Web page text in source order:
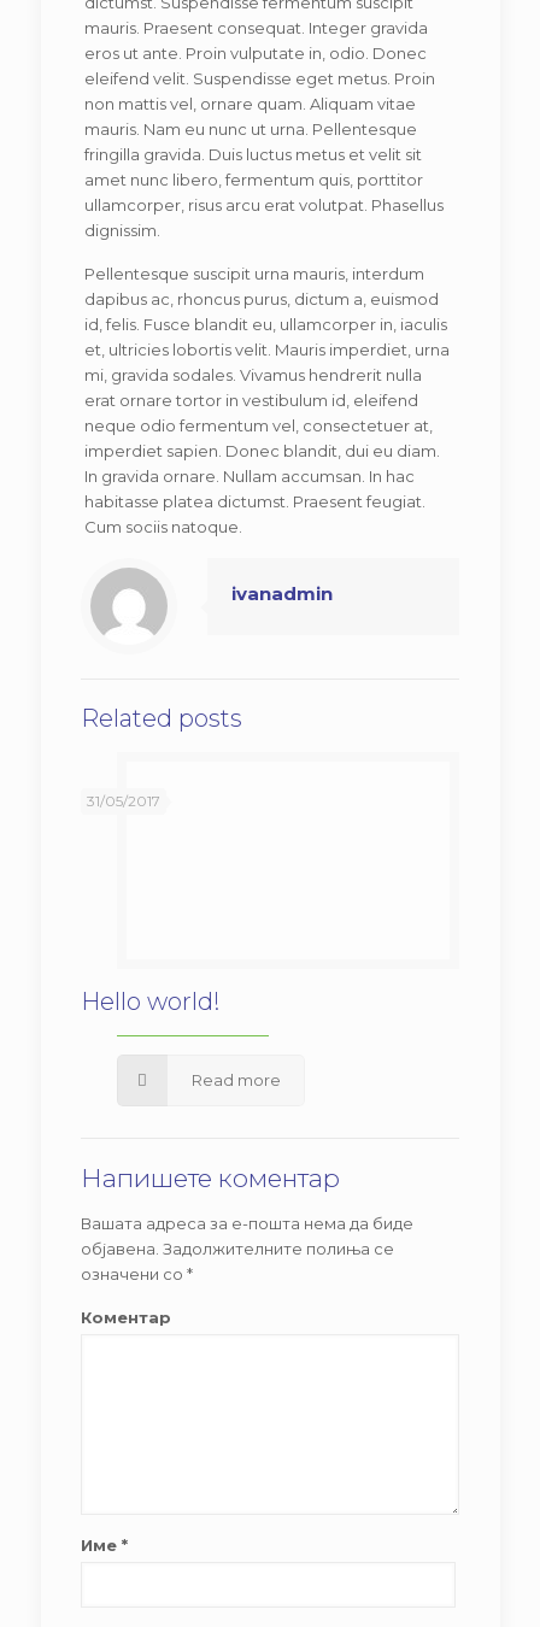
mauris. Praesent consequat. Integer gravida
eros ut ante. Proin vulputate in, odio. Donec
eleifend velit. Suspendisse eget metus. Proin
non mattis vel, ornare quam. Aliquam vitae
mauris. Nam eu nunc ut urna. Pellentesque
fringilla gravida. Duis luctus metus et velit sit
amet nunc libero, fermentum quis, porttitor
ullamcorper, risus arcu erat volutpat. Phasellus
dignissim.
Pellentesque suscipit urna mauris, interdum
dapibus ac, rhoncus purus, dictum a, euismod
id, felis. Fusce blandit eu, ullamcorper in, iaculis
et, ultricies lobortis velit. Mauris imperdiet, urna
mi, gravida sodales. Vivamus hendrerit nulla
erat ornare tortor in vestibulum id, eleifend
neque odio fermentum vel, consectetuer at,
imperdiet sapien. Donec blandit, dui eu diam.
In gravida ornare. Nullam accumsan. In hac
habitasse platea dictumst. Praesent feugiat.
Cum sociis natoque.
ivanadmin
Related posts
31/05/2017
Hello world!
Read more
Напишете коментар
Вашата адреса за е-пошта нема да биде
објавена. Задолжителните полиња се
означени со *
Коментар
Име *